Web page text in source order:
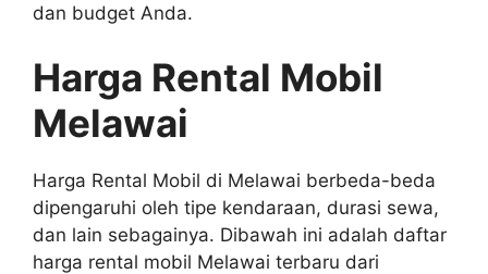
dan budget Anda.
Harga Rental Mobil
Melawai
Harga Rental Mobil di Melawai berbeda-beda
dipengaruhi oleh tipe kendaraan, durasi sewa,
dan lain sebagainya. Dibawah ini adalah daftar
harga rental mobil Melawai terbaru dari